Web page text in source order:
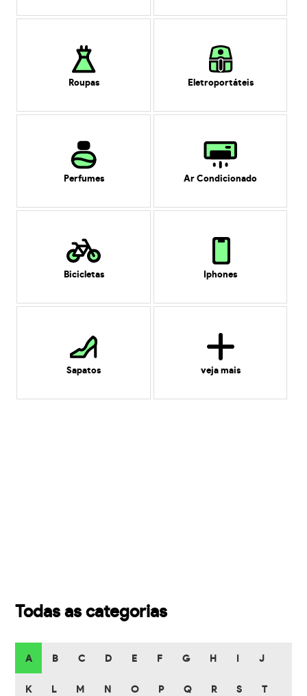
Roupas Eletroportáteis
Perfumes Ar Condicionado
Bicicletas Iphones
Sapatos veja mais
Todas as categorias
A B C D E F G H J
K L M N O P Q R S T